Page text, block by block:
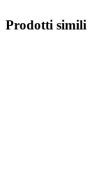
Prodotti simili